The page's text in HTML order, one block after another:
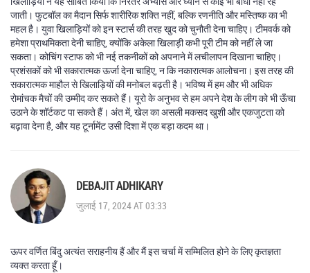
जाती। फुटबॉल का मैदान सिर्फ शारीरिक शक्ति नहीं, बल्कि रणनीति और मस्तिष्क का भी
महल है। युवा खिलाड़ियों को इन स्टार्स की तरह खुद को चुनौती देना चाहिए। टीमवर्क को
हमेशा प्राथमिकता देनी चाहिए, क्योंकि अकेला खिलाड़ी कभी पूरी टीम को नहीं ले जा
सकता। कोचिंग स्टाफ को भी नई तकनीकों को अपनाने में लचीलापन दिखाना चाहिए।
प्रशंसकों को भी सकारात्मक ऊर्जा देना चाहिए, न कि नकारात्मक आलोचना। इस तरह की
सकारात्मक माहौल से खिलाड़ियों की मनोबल बढ़ती है। भविष्य में हम और भी अधिक
रोमांचक मैचों की उम्मीद कर सकते हैं। यूरो के अनुभव से हम अपने देश के लीग को भी ऊँचा
उठाने के शॉर्टकट पा सकते हैं। अंत में, खेल का असली मकसद खुशी और एकजुटता को
बढ़ावा देना है, और यह टूर्नामेंट उसी दिशा में एक बड़ा कदम था।
DEBAJIT ADHIKARY
जुलाई 17, 2024 AT 03:33
ऊपर वर्णित बिंदु अत्यंत सराहनीय हैं और मैं इस चर्चा में सम्मिलित होने के लिए कृतज्ञता
व्यक्त करता हूँ।